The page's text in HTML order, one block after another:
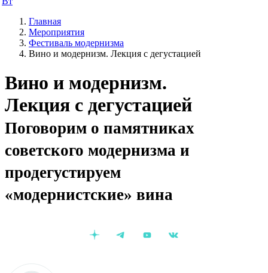
Главная
Мероприятия
Фестиваль модернизма
Вино и модернизм. Лекция с дегустацией
Вино и модернизм.
Лекция с дегустацией
Поговорим о памятниках
советского модернизма и
продегустируем
«модернистские» вина